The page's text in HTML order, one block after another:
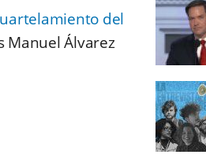
del
Manuel Álvarez